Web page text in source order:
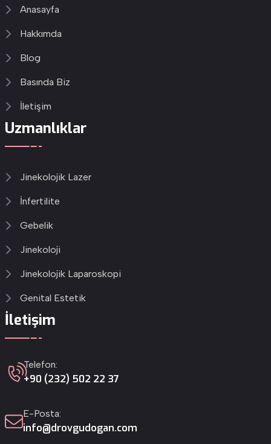
Anasayfa
Hakkımda
Blog
Basında Biz
İletişim
Uzmanlıklar
Jinekolojik Lazer
İnfertilite
Gebelik
Jinekoloji
Jinekolojik Laparoskopi
Genital Estetik
İletişim
Telefon:
+90 (232) 502 22 37
E-Posta:
info@drovgudogan.com